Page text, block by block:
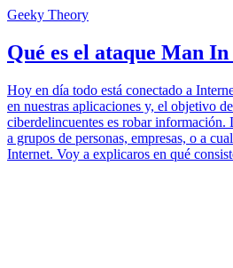
Geeky Theory
Qué es el ataque Man
Hoy en día todo está conectado a
en nuestras aplicaciones y, el objetivo
ciberdelincuentes es robar información.
a grupos de personas, empresas, o a
Internet. Voy a explicaros en qué